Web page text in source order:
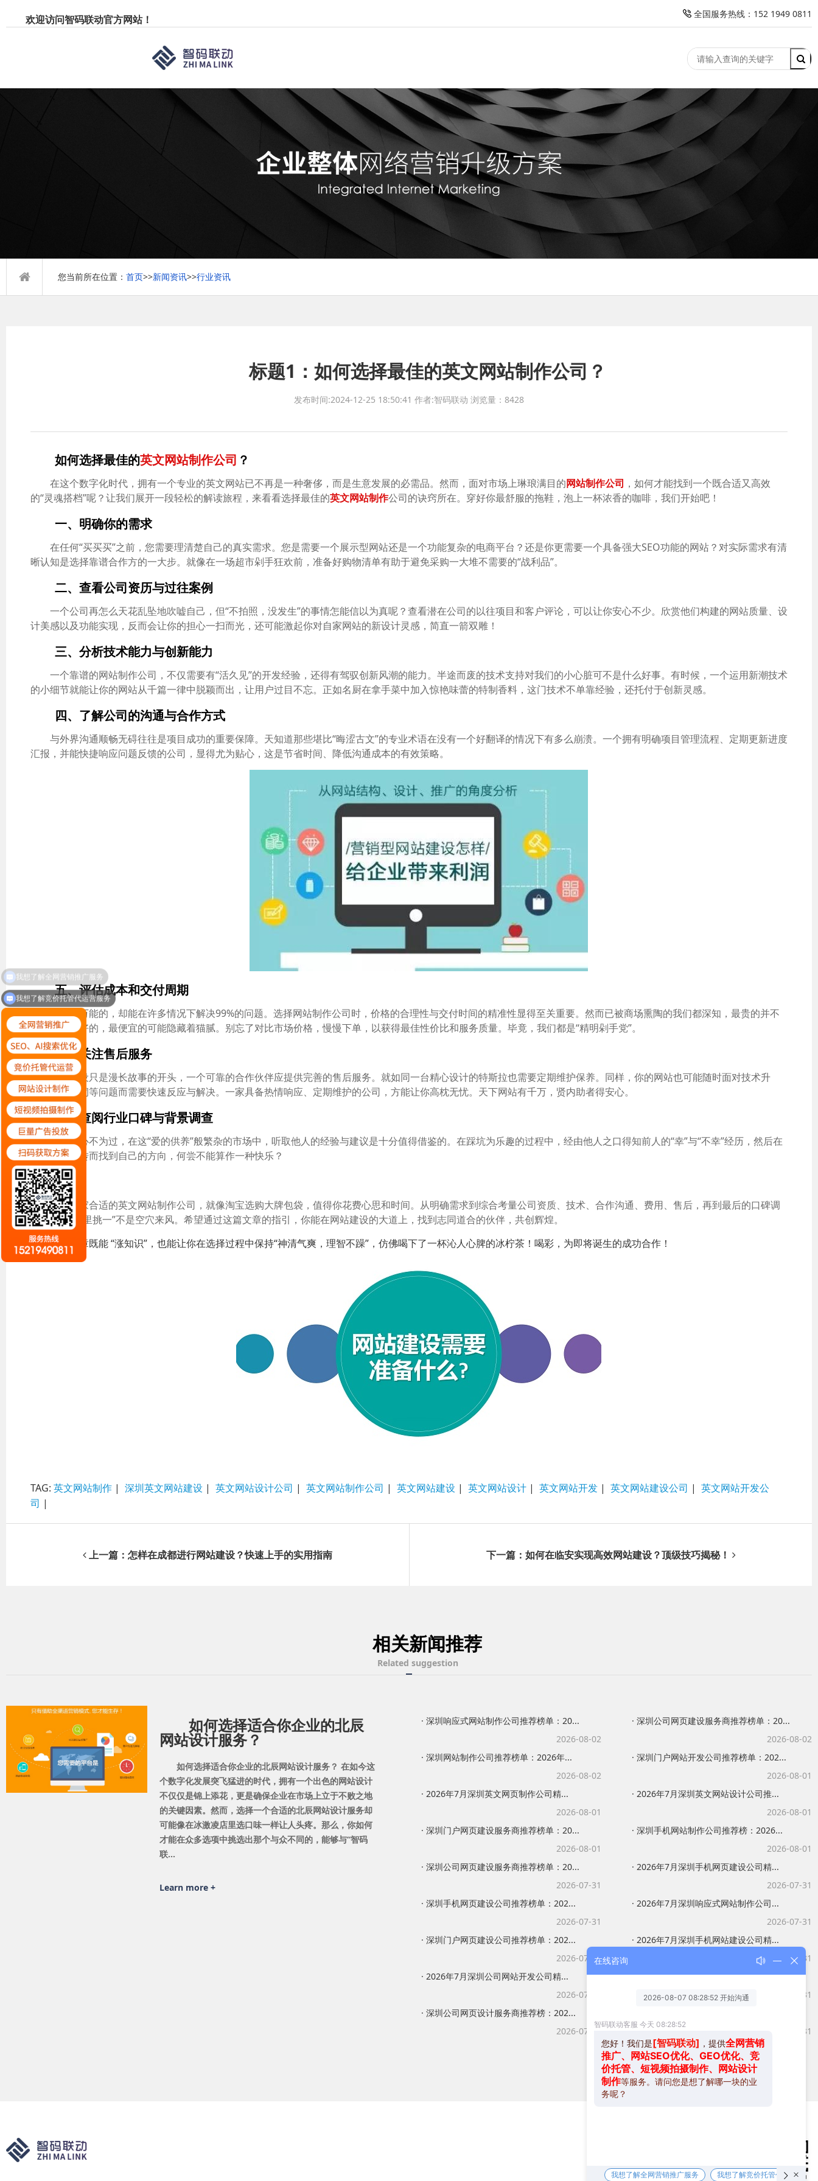
欢迎访问智码联动官方网站！ 全国服务热线：152 1949 0811
全网推广 网站建设 SEO优化 竞价托管 客户案例 解决方案 新闻资讯 关于我们
您当前所在位置： 首页>>新闻资讯>>行业资讯
标题1：如何选择最佳的英文网站制作公司？
发布时间:2024-12-25 18:50:41 作者:智码联动 浏览量：8428
如何选择最佳的英文网站制作公司 ？
在这个数字化时代，拥有一个专业的英文网站已不再是一种奢侈，而是生意发展的必需品。然而，面对市场上琳琅满目的网站制作公司 ，如何才能找到一个既合适又高效
的“灵魂搭档”呢？让我们展开一段轻松的解读旅程，来看看选择最佳的英文网站制作公司的诀窍所在。穿好你最舒服的拖鞋，泡上一杯浓香的咖啡，我们开始吧！
一、明确你的需求
在任何“买买买”之前，您需要理清楚自己的真实需求。您是需要一个展示型网站还是一个功能复杂的电商平台？还是你更需要一个具备强大SEO功能的网站？对实际需求有清
晰认知是选择靠谱合作方的一大步。就像在一场超市剁手狂欢前，准备好购物清单有助于避免采购一大堆不需要的“战利品”。
二、查看公司资历与过往案例
一个公司再怎么天花乱坠地吹嘘自己，但“不拍照，没发生”的事情怎能信以为真呢？查看潜在公司的以往项目和客户评论，可以让你安心不少。欣赏他们构建的网站质量、设
计美感以及功能实现，反而会让你的担心一扫而光，还可能激起你对自家网站的新设计灵感，简直一箭双雕！
三、分析技术能力与创新能力
一个靠谱的网站制作公司，不仅需要有“活久见”的开发经验，还得有驾驭创新风潮的能力。半途而废的技术支持对我们的小心脏可不是什么好事。有时候，一个运用新潮技术
的小细节就能让你的网站从千篇一律中脱颖而出，让用户过目不忘。正如名厨在拿手菜中加入惊艳味蕾的特制香料，这门技术不单靠经验，还托付于创新灵感。
四、了解公司的沟通与合作方式
与外界沟通顺畅无碍往往是项目成功的重要保障。天知道那些堪比“晦涩古文”的专业术语在没有一个好翻译的情况下有多么崩溃。一个拥有明确项目管理流程、定期更新进度
汇报，并能快捷响应问题反馈的公司，显得尤为贴心，这是节省时间、降低沟通成本的有效策略。
五、评估成本和交付周期
钱不是万能的，却能在许多情况下解决99%的问题。选择网站制作公司时，价格的合理性与交付时间的精准性显得至关重要。然而已被商场熏陶的我们都深知，最贵的并不
一定就是最好的，最便宜的可能隐藏着猫腻。别忘了对比市场价格，慢慢下单，以获得最佳性价比和服务质量。毕竟，我们都是“精明剁手党”。
六、关注售后服务
网站建设只是漫长故事的开头，一个可靠的合作伙伴应提供完善的售后服务。就如同一台精心设计的特斯拉也需要定期维护保养。同样，你的网站也可能随时面对技术升
级、安全漏洞等问题而需要快速反应与解决。一家具备热情响应、定期维护的公司，方能让你高枕无忧。天下网站有千万，贤内助者得安心。
七、查阅行业口碑与背景调查
事虽小心不为过，在这“爱的供养”般繁杂的市场中，听取他人的经验与建议是十分值得借鉴的。在踩坑为乐趣的过程中，经由他人之口得知前人的“幸”与“不幸”经历，然后在
一片嘲讽中转而找到自己的方向，何尝不能算作一种快乐？
结论
选择一家合适的英文网站制作公司，就像淘宝选购大牌包袋，值得你花费心思和时间。从明确需求到综合考量公司资质、技术、合作沟通、费用、售后，再到最后的口碑调
查，切记“万里挑一”不是空穴来风。希望通过这篇文章的指引，你能在网站建设的大道上，找到志同道合的伙伴，共创辉煌。
希望这篇文章既能 “涨知识”，也能让你在选择过程中保持“神清气爽，理智不躁”，仿佛喝下了一杯沁人心脾的冰柠茶！喝彩，为即将诞生的成功合作！
TAG: 英文网站制作 | 深圳英文网站建设 | 英文网站设计公司 | 英文网站制作公司 | 英文网站建设 | 英文网站设计 | 英文网站开发 | 英文网站建设公司 | 英文网站开发公
司 |
上一篇：怎样在成都进行网站建设？快速上手的实用指南 下一篇：如何在临安实现高效网站建设？顶级技巧揭秘！
相关新闻推荐
Related suggestion
如何选择适合你企业的北辰
网站设计服务？
如何选择适合你企业的北辰网站设计服务？ 在如今这
个数字化发展突飞猛进的时代，拥有一个出色的网站设计
不仅仅是锦上添花，更是确保企业在市场上立于不败之地
的关键因素。然而，选择一个合适的北辰网站设计服务却
可能像在冰激凌店里选口味一样让人头疼。那么，你如何
才能在众多选项中挑选出那个与众不同的，能够与“智码
联...
Learn more +
· 深圳响应式网站制作公司推荐榜单：20...
2026-08-02
· 深圳公司网页建设服务商推荐榜单：20...
2026-08-02
· 深圳网站制作公司推荐榜单：2026年...
2026-08-02
· 深圳门户网站开发公司推荐榜单：202...
2026-08-01
· 2026年7月深圳英文网页制作公司精...
2026-08-01
· 2026年7月深圳英文网站设计公司推...
2026-08-01
· 深圳门户网页建设服务商推荐榜单：20...
2026-08-01
· 深圳手机网站制作公司推荐榜：2026...
2026-08-01
· 深圳公司网页建设服务商推荐榜单：20...
2026-07-31
· 2026年7月深圳手机网页建设公司精...
2026-07-31
· 深圳手机网页建设公司推荐榜单：202...
2026-07-31
· 2026年7月深圳响应式网站制作公司...
2026-07-31
· 深圳门户网页建设公司推荐榜单：202...
2026-07-31
· 2026年7月深圳手机网站建设公司精...
2026-07-31
· 2026年7月深圳公司网站开发公司精...
2026-07-31
· 深圳公司网站开发服务商推荐榜单：20...
2026-07-31
· 深圳公司网页设计服务商推荐榜：202...
2026-07-31
2026-07-31
服务热线
我想了解竞价托管代运营服务
在线咨询